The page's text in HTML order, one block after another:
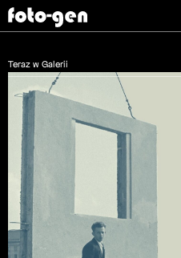
Teraz w Galerii